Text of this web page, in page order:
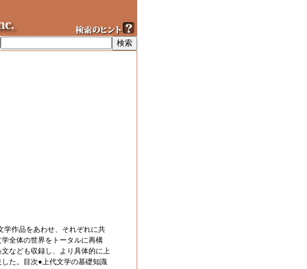
学作品をあわせ、それぞれに共
全体の世界をトータルに再構
なども収録し、より具体的に上
た。目次●上代文学の基礎知識